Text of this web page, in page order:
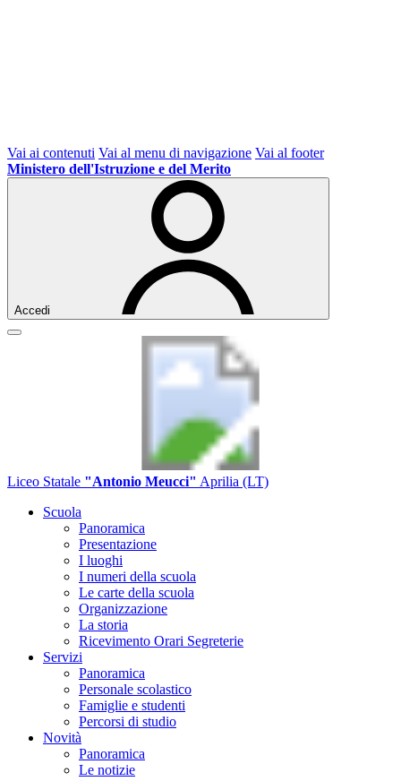
Vai ai contenuti Vai al menu di navigazione Vai al footer
Ministero dell'Istruzione e del Merito
Accedi
Liceo Statale "Antonio Meucci" Aprilia (LT)
Scuola
Panoramica
Presentazione
I luoghi
I numeri della scuola
Le carte della scuola
Organizzazione
La storia
Ricevimento Orari Segreterie
Servizi
Panoramica
Personale scolastico
Famiglie e studenti
Percorsi di studio
Novità
Panoramica
Le notizie